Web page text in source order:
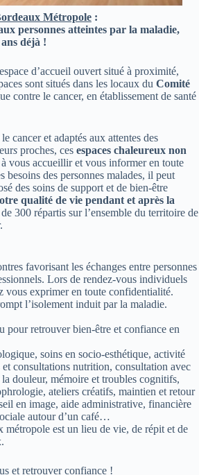
Métropole:
personnes atteintes par la maladie,
déjà !
d’accueil ouvert situé à proximité,
sont situés dans les locaux du Comité
contre le cancer, en établissement de santé
cancer et adaptés aux attentes des
s proches, ces espaces chaleureux non
à vous accueillir et vous informer en toute
besoins des personnes malades, il peut
des soins de support et de bien-être
qualité de vie pendant et après la
300 répartis sur l’ensemble du territoire de
favorisant les échanges entre personnes
Lors de rendez-vous individuels
vous exprimer en toute confidentialité.
l’isolement induit par la maladie.
pour retrouver bien-être et confiance en
soins en socio-esthétique, activité
et consultations nutrition, consultation avec
douleur, mémoire et troubles cognitifs,
ateliers créatifs, maintien et retour
en image, aide administrative, financière
autour d’un café…
métropole est un lieu de vie, de répit et de
et retrouver confiance !